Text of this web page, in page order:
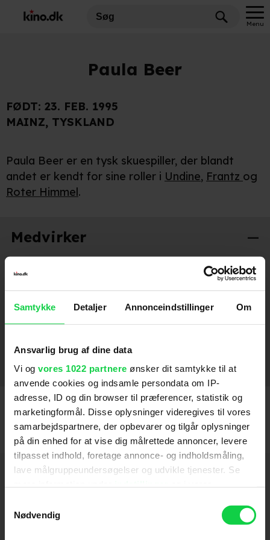
Samtykke Detaljer Annonceindstillinger Om
Ansvarlig brug af dine data
Vi og vores 1022 partnere ønsker dit samtykke til at
anvende cookies og indsamle persondata om IP-
adresse, ID og din browser til præferencer, statistik og
marketingformål. Disse oplysninger videregives til vores
samarbejdspartnere, der opbevarer og tilgår oplysninger
på din enhed for at vise dig målrettede annoncer, levere
tilpasset indhold, foretage annonce- og indholdsmåling,
lave målgruppeundersøgelser og udvikle tjenester. Se
tilbage eller ændre indstillinger fra vores
"Cookiedeklaration", eller ved at trykke på "Privacy
Nødvendig
Menu
Paula Beer
FØDT: 23. FEB. 1995
MAINZ, TYSKLAND
Paula Beer er en tysk skuespiller, der blandt
andet er kendt for sine roller i Undine, Frantz og
Roter Himmel.
Medvirker
Undine 2021
Værk uden skaber
Frantz 2017
Hold dig opdateret
Send